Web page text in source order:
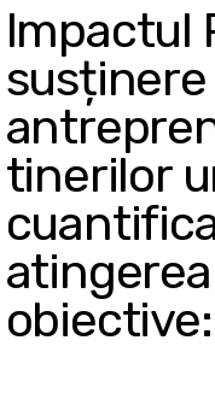
Impactul
susținere
tinerilor
obiective: